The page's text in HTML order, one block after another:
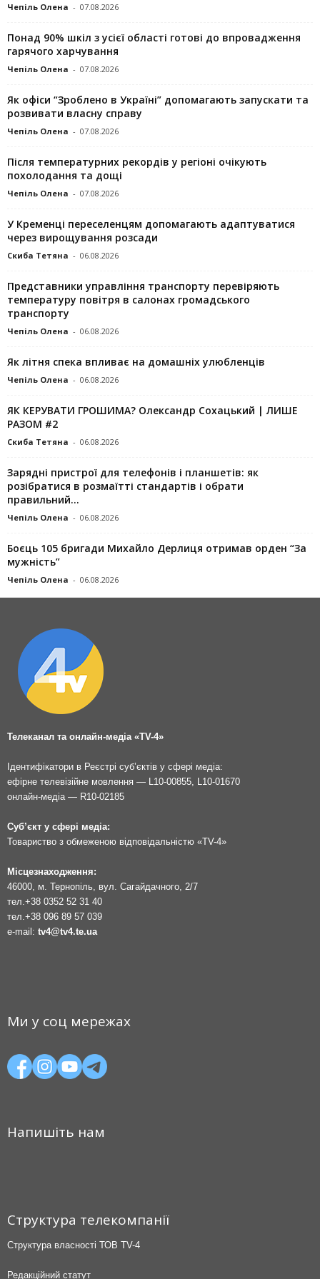
Чепіль Олена - 07.08.2026
Понад 90% шкіл з усієї області готові до впровадження
гарячого харчування
Чепіль Олена - 07.08.2026
Як офіси “Зроблено в Україні” допомагають запускaти та
розвивати власну справу
Чепіль Олена - 07.08.2026
Після температурних рекордів у регіоні очікують
похолодання та дощі
Чепіль Олена - 07.08.2026
У Кременці переселенцям допомагають адаптуватися
через вирощування розсади
Скиба Тетяна - 06.08.2026
Представники управління транспорту перевіряють
температуру повітря в салонах громадського
транспорту
Чепіль Олена - 06.08.2026
Як літня спека впливає на домашніх улюбленців
Чепіль Олена - 06.08.2026
ЯК КЕРУВАТИ ГРОШИМА? Олександр Сохацький | ЛИШЕ
РАЗОМ #2
Скиба Тетяна - 06.08.2026
Зарядні пристрої для телефонів і планшетів: як
розібратися в розмаїтті стандартів і обрати
правильний...
Чепіль Олена - 06.08.2026
Боєць 105 бригади Михайло Дерлиця отримав орден “За
мужність”
Чепіль Олена - 06.08.2026
Телеканал та онлайн-медіа «TV-4»
Ідентифікатори в Реєстрі суб’єктів у сфері медіа:
ефірне телевізійне мовлення — L10-00855, L10-01670
онлайн-медіа — R10-02185
Суб’єкт у сфері медіа:
Товариство з обмеженою відповідальністю «TV-4»
Місцезнаходження:
46000, м. Тернопіль, вул. Сагайдачного, 2/7
тел. +38 0352 52 31 40
тел. +38 096 89 57 039
e-mail: tv4@tv4.te.ua
Ми у соц мережах
Напишіть нам
Структура телекомпанії
Структура власності ТОВ TV-4
Редакційний статут